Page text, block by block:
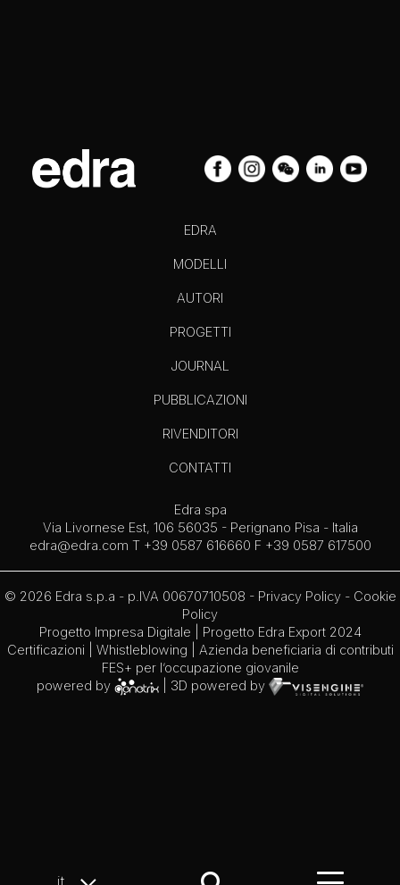
it
EDRA
MODELLI
AUTORI
PROGETTI
JOURNAL
PUBBLICAZIONI
RIVENDITORI
CONTATTI
Edra spa
Via Livornese Est, 106 56035 - Perignano Pisa - Italia
edra@edra.com T +39 0587 616660 F +39 0587 617500
© 2026 Edra s.p.a - p.IVA 00670710508 - Privacy Policy- Cookie
Policy
Progetto Impresa Digitale
Progetto Edra Export 2024
Certificazioni
Whistleblowing | Azienda beneficiaria di contributi
FES+ per l’occupazione giovanile
powered by
| 3D powered by